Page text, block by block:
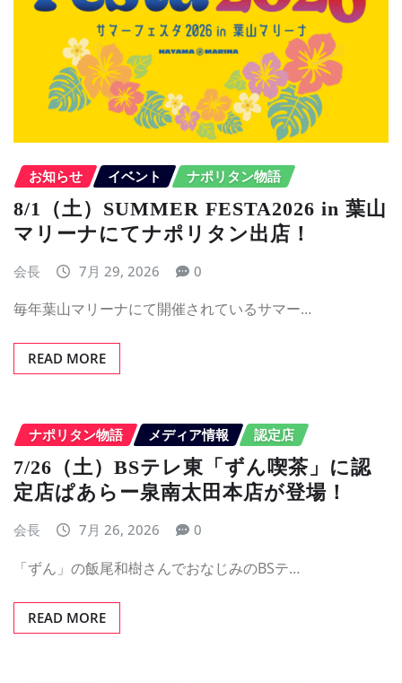
お知らせ イベント ナポリタン物語
8/1（土）SUMMER FESTA2026 in 葉山
マリーナにてナポリタン出店！
会長 7月 29, 2026 0
毎年葉山マリーナにて開催されているサマー…
READ MORE
ナポリタン物語 メディア情報 認定店
7/26（土）BSテレ東「ずん喫茶」に認
定店ぱあらー泉南太田本店が登場！
会長 7月 26, 2026 0
「ずん」の飯尾和樹さんでおなじみのBSテ…
READ MORE